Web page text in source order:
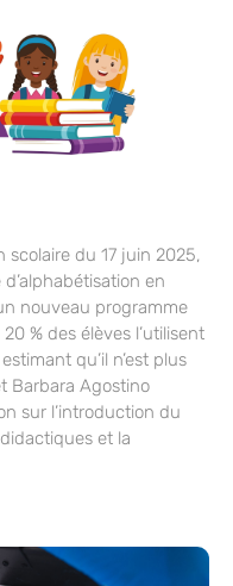
scolaire du 17 juin 2025,
en
nouveau programme
% des élèves l’utilisent
qu’il n’est plus
Barbara Agostino
sur l’introduction du
et la